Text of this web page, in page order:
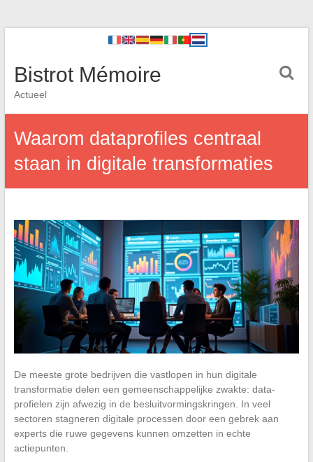
Bistrot Mémoire
Actueel
Waarom dataprofiles centraal
staan in digitale transformaties
De meeste grote bedrijven die vastlopen in hun digitale
transformatie delen een gemeenschappelijke zwakte: data-
profielen zijn afwezig in de besluitvormingskringen. In veel
sectoren stagneren digitale processen door een gebrek aan
experts die ruwe gegevens kunnen omzetten in echte
actiepunten.